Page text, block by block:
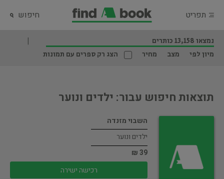
תפריט חיפוש
נמצאו 13,158 כותרים
מיון לפי
מצב מחיר הצג רק ספרים עם תמונות
תוצאות חיפוש עבור: ילדים ונוער
השבוי מזנדה
ילדים ונוער
39 ₪
רכישה ישירה